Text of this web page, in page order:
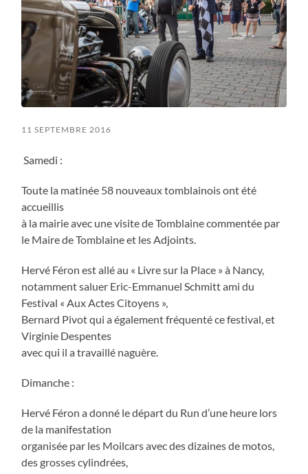
11 SEPTEMBRE 2016
Samedi :
Toute la matinée 58 nouveaux tomblainois ont été
accueillis
à la mairie avec une visite de Tomblaine commentée par
le Maire de Tomblaine et les Adjoints.
Hervé Féron est allé au « Livre sur la Place » à Nancy,
notamment saluer Eric-Emmanuel Schmitt ami du
Festival « Aux Actes Citoyens »,
Bernard Pivot qui a également fréquenté ce festival, et
Virginie Despentes
avec qui il a travaillé naguère.
Dimanche :
Hervé Féron a donné le départ du Run d’une heure lors
de la manifestation
organisée par les Moilcars avec des dizaines de motos,
des grosses cylindrées,